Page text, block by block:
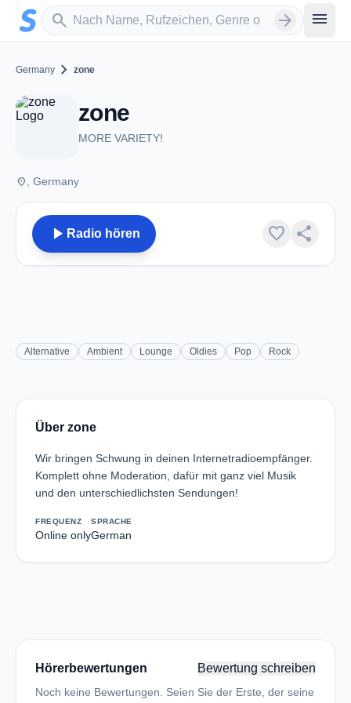
Zum Hauptinhalt springen
search
Sender suchen arrow_forward menu
Germany chevron_right zone
zone
MORE VARIETY!
place , Germany
play_arrow Radio hören favorite share
Alternative Ambient Lounge Oldies Pop Rock
Über zone
Wir bringen Schwung in deinen Internetradioempfänger.
Komplett ohne Moderation, dafür mit ganz viel Musik
und den unterschiedlichsten Sendungen!
FREQUENZ
Online only
SPRACHE
German
Hörerbewertungen Bewertung schreiben
Noch keine Bewertungen. Seien Sie der Erste, der seine